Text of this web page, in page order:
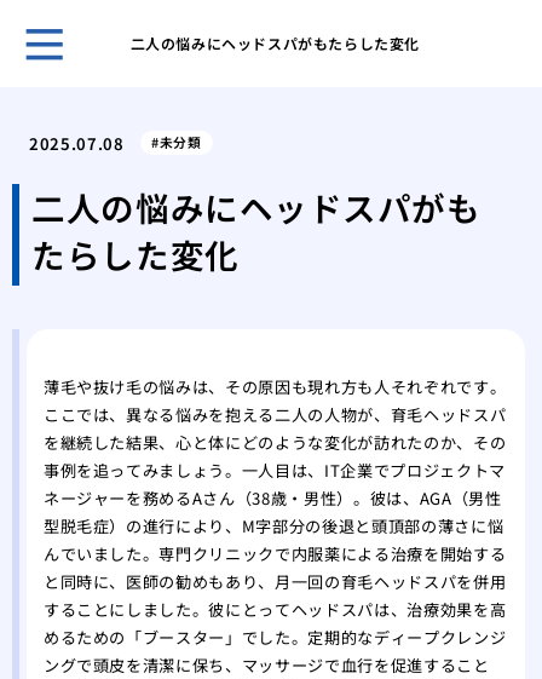
二人の悩みにヘッドスパがもたらした変化
ケ
脱
薄
効で
薄
を
自
れ！
薄
2025.07.08 未分類
二人の悩みにヘッドスパがも
たらした変化
薄毛や抜け毛の悩みは、その原因も現れ方も人それぞれです。
ここでは、異なる悩みを抱える二人の人物が、育毛ヘッドスパ
を継続した結果、心と体にどのような変化が訪れたのか、その
事例を追ってみましょう。一人目は、IT企業でプロジェクトマ
ネージャーを務めるAさん（38歳・男性）。彼は、AGA（男性
型脱毛症）の進行により、M字部分の後退と頭頂部の薄さに悩
んでいました。専門クリニックで内服薬による治療を開始する
と同時に、医師の勧めもあり、月一回の育毛ヘッドスパを併用
することにしました。彼にとってヘッドスパは、治療効果を高
めるための「ブースター」でした。定期的なディープクレンジ
ングで頭皮を清潔に保ち、マッサージで血行を促進すること